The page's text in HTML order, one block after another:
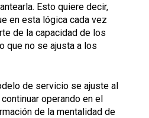
Esto quiere decir,
en esta lógica cada vez
de la capacidad de los
que no se ajusta a los
de servicio se ajuste al
operando en el
de la mentalidad de